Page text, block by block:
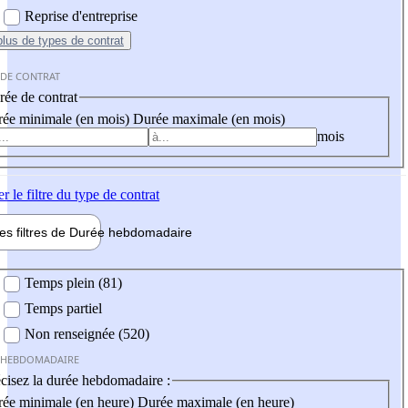
Reprise d'entreprise
de types de contrat
CONTRAT
de contrat
minimale (en mois) Durée maximale (en mois)
mois
le filtre du type de contrat
filtres de Durée hebdomadaire
Temps plein (81)
Temps partiel
Non renseignée (520)
la durée hebdomadaire :
minimale (en heure) Durée maximale (en heure)